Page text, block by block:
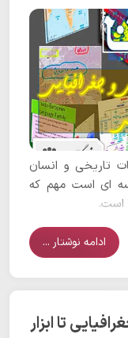
تاریخی و انسان
ای است مهم که
است.
ادامه نوشتار ...
تا ابزار